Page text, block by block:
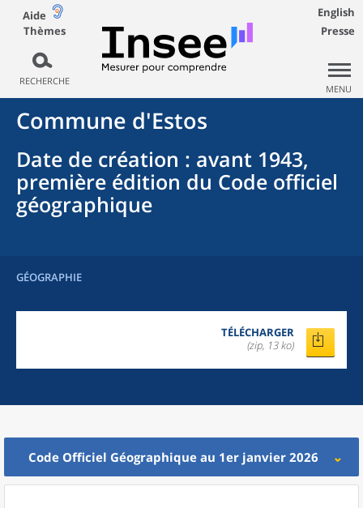
Aide
Thèmes
RECHERCHE
English
Presse
MENU
Commune d'Estos
Date de création : avant 1943,
première édition du Code officiel
géographique
GÉOGRAPHIE
TÉLÉCHARGER
(zip, 13 ko)
Code Officiel Géographique au 1er janvier 2026